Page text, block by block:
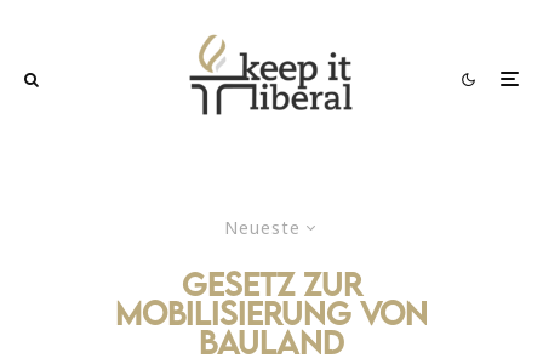
Neueste
gesetz zur
mobilisierung von
bauland